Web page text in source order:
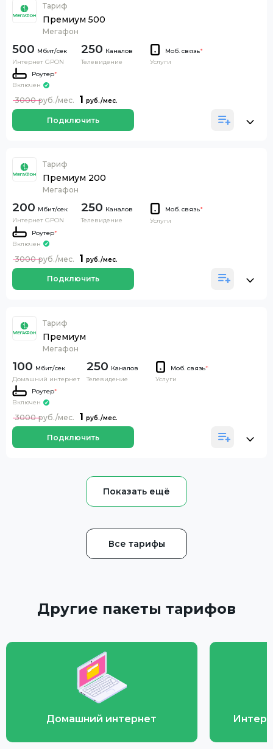
Тариф
Премиум 500
Мегафон
500
Интернет GPON
250 Каналов
Телевидение
Моб. связь*
Услуги
Роутер*
Включен
1
3000
Подключить
Тариф
Премиум 200
Мегафон
200
Интернет GPON
250 Каналов
Телевидение
Моб. связь*
Услуги
Роутер*
Включен
1
3000
Подключить
Тариф
Премиум
Мегафон
100
Домашний интернет
250 Каналов
Телевидение
Моб. связь*
Услуги
Роутер*
Включен
1
3000
Подключить
Все тарифы
Другие пакеты тарифов
Домашний интернет